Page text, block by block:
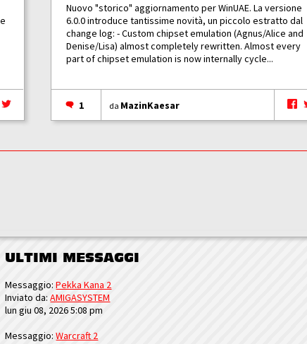
Nuovo "storico" aggiornamento per WinUAE. La versione
6.0.0 introduce tantissime novità, un piccolo estratto dal
change log: - Custom chipset emulation (Agnus/Alice and
Denise/Lisa) almost completely rewritten. Almost every
part of chipset emulation is now internally cycle...
1 da MazinKaesar
ULTIMI MESSAGGI
Messaggio:Pekka Kana 2
Inviato da:AMIGASYSTEM
lun giu 08, 2026 5:08 pm
Messaggio:Warcraft 2